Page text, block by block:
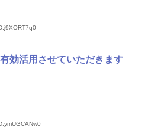
効活用させていただきます